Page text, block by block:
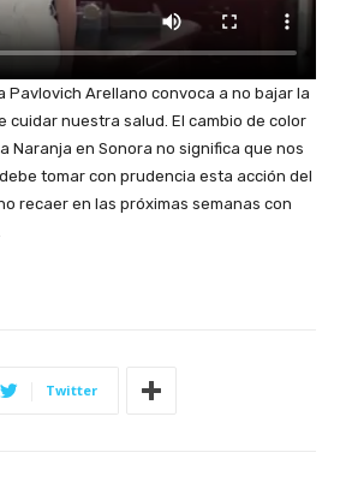
Pavlovich Arellano convoca a no bajar la
cuidar nuestra salud. El cambio de color
Naranja en Sonora no significa que nos
tomar con prudencia esta acción del
recaer en las próximas semanas con
Twitter